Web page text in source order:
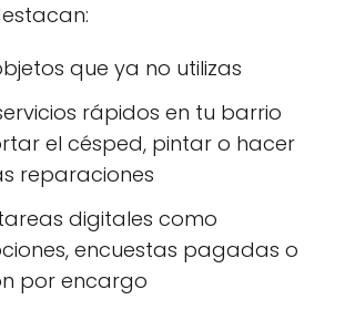
que ya no utilizas
rápidos en tu barrio
el césped, pintar o hacer
reparaciones
digitales como
encuestas pagadas o
por encargo